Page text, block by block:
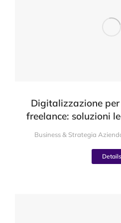
Digitalizzazione
freelance: soluzioni
Business & Strategia
Details